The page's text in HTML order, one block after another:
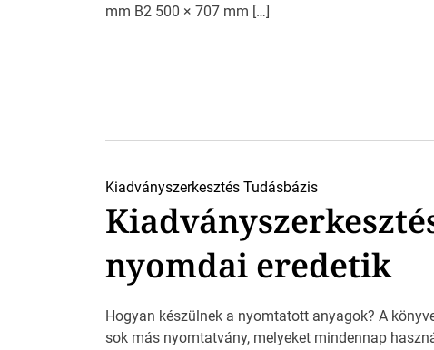
mm B2 500 × 707 mm […]
Kiadványszerkesztés Tudásbázis
nyomdai eredetik
Hogyan készülnek a nyomtatott anyagok? A
sok más nyomtatvány, melyeket mindennap